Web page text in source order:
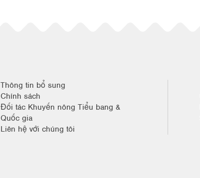
Thông tin bổ sung
Chính sách
Đối tác Khuyến nông Tiểu bang &
Quốc gia
Liên hệ với chúng tôi